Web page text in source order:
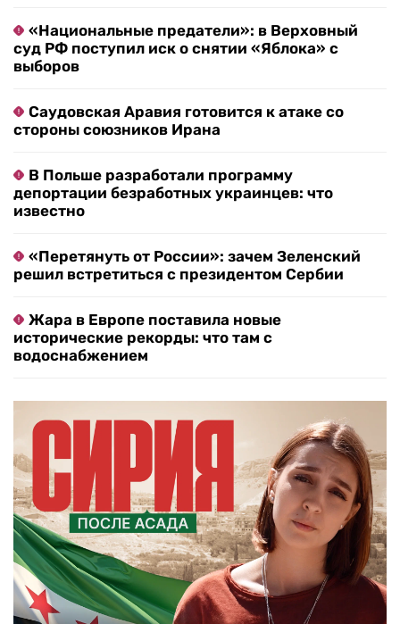
«Национальные предатели»: в Верховный
суд РФ поступил иск о снятии «Яблока» с
выборов
Саудовская Аравия готовится к атаке со
стороны союзников Ирана
В Польше разработали программу
депортации безработных украинцев: что
известно
«Перетянуть от России»: зачем Зеленский
решил встретиться с президентом Сербии
Жара в Европе поставила новые
исторические рекорды: что там с
водоснабжением